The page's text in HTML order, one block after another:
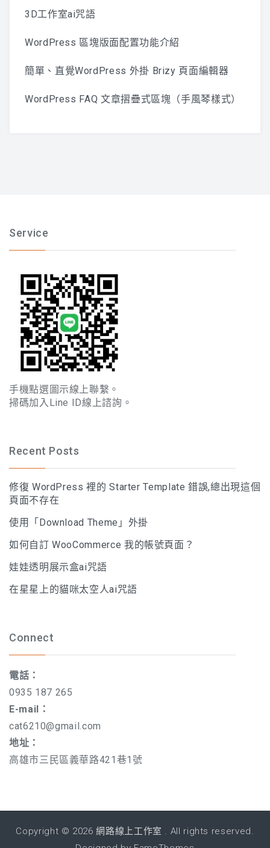
3D工作室ai咒語
WordPress 區塊版面配置功能介紹
簡單、直覺WordPress 外掛 Brizy 頁面編輯器
WordPress FAQ 文章摺疊式區塊（手風琴樣式）
Service
手機點選圖示線上聯繫。
掃碼加入Line ID線上諮詢。
Recent Posts
修復 WordPress 裡的 Starter Template 錯誤,總出現這個
頁面不存在
使用「Download Theme」外掛
如何自訂 WooCommerce 我的帳號頁面？
娃娃透明展示盒ai咒語
在星星上的貓咪太空人ai咒語
Connect
電話：
0935 187 265
E-mail：
cat6210@gmail.com
地址：
高雄市三民區義華路421巷1號
Copyright © 2026網路線上工作室 . All rights reserved.